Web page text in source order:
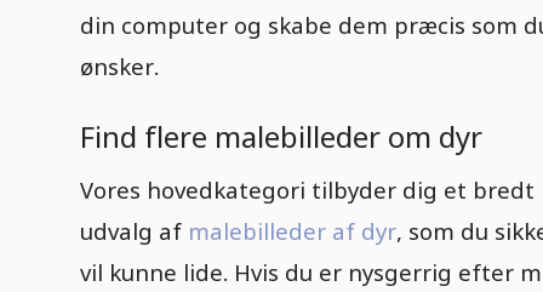
din computer og skabe dem præcis som
ønsker.
Find flere malebilleder om dyr
Vores hovedkategori tilbyder dig et bredt
udvalg af malebilleder af dyr, som du
vil kunne lide. Hvis du er nysgerrig efter